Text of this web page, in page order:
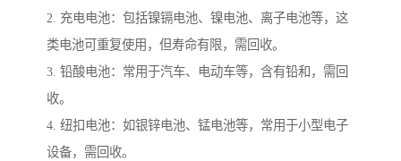
2. 充电电池：包括镍镉电池、镍电池、离子电池等，这
类电池可重复使用，但寿命有限，需回收。
3. 铅酸电池：常用于汽车、电动车等，含有铅和，需回
收。
4. 纽扣电池：如银锌电池、锰电池等，常用于小型电子
设备，需回收。